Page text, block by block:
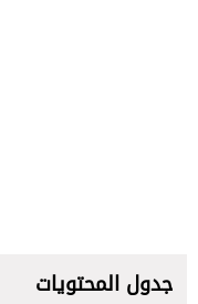
جدول المحتويات